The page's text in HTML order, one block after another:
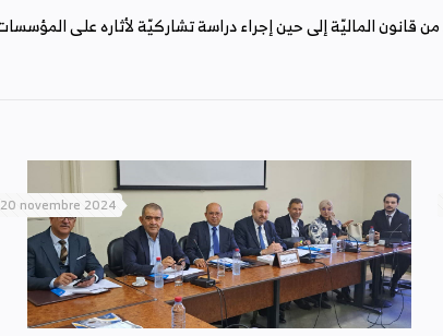
20 novembre 2024